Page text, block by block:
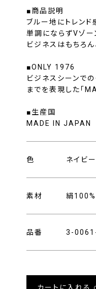
■商品説明
ブルー地にトレン
単調にならずVゾー
ビジネスはもちろん
■ONLY 1976
ビジネスシーンで
までを表現した「
■生産国
MADE IN JAPAN
色 ネイビ
素材 絹100%
品番 3-
カートに入れる